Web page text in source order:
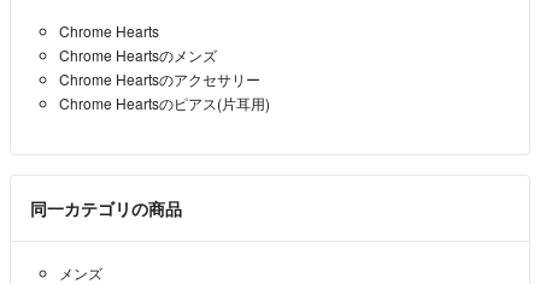
Chrome Hearts
Chrome Heartsのメンズ
Chrome Heartsのアクセサリー
Chrome Heartsのピアス(片耳用)
同一カテゴリの商品
メンズ